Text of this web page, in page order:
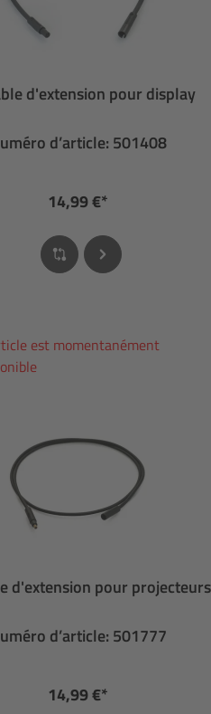
d'extension pour display
d’article: 501408
14,99 €*
est momentanément
d'extension pour projecteurs
d’article: 501777
14,99 €*